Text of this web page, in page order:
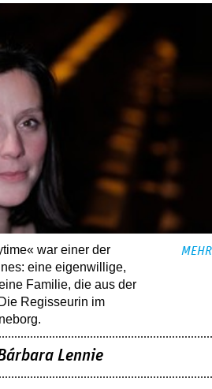
war einer der
eine eigenwillige,
­Familie, die aus der
Regisseurin im
MEHR
Lennie